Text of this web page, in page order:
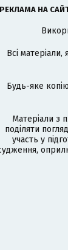
РЕКЛАМА НА
Всі матеріали,
Будь-яке
Матеріали з
поділяти
участь у